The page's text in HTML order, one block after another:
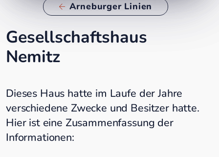
Arneburger Linien
Gesellschaftshaus
Nemitz
Dieses Haus hatte im Laufe der Jahre
verschiedene Zwecke und Besitzer hatte.
Hier ist eine Zusammenfassung der
Informationen: